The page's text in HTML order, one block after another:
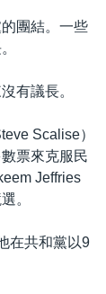
團結。一些
有議長。
Scalise）
票來克服民
Jeffries
。
在共和黨以9